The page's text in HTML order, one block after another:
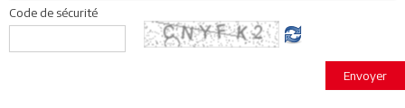
Code de sécurité
Envoyer